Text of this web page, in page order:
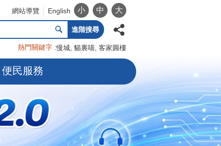
網站導覽 English 小 中 大
進階搜尋
熱門關鍵字 慢城 貓裏喵 客家圓樓
便民服務